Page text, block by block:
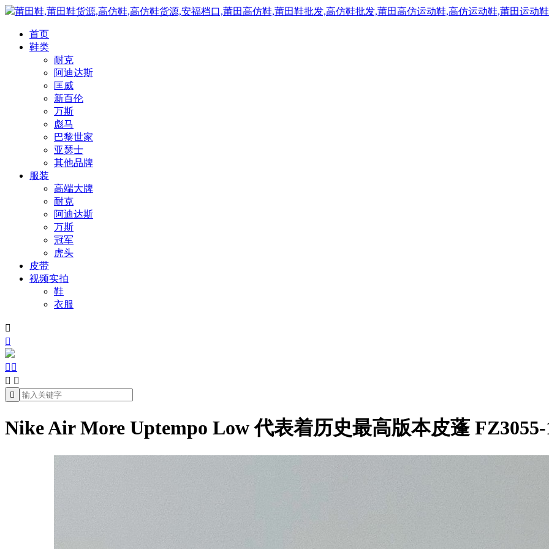
莆田鞋,莆田鞋货源,高仿鞋,高仿鞋货源,安福档口,莆田高仿鞋,莆田鞋批发,高仿鞋批发,莆田高仿运动鞋,高仿运动鞋,莆田运动鞋
首页
鞋类
耐克
阿迪达斯
匡威
新百伦
万斯
彪马
巴黎世家
亚瑟士
其他品牌
服装
高端大牌
耐克
阿迪达斯
万斯
冠军
虎头
皮带
视频实拍
鞋
衣服


 
 

Nike Air More Uptempo Low 代表着历史最高版本皮蓬 FZ3055-